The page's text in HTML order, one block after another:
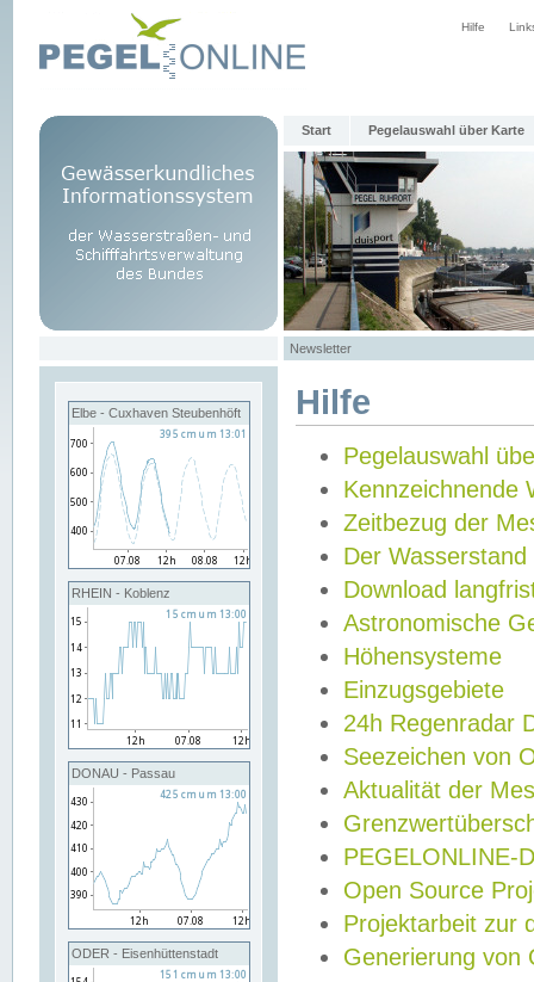
Hilfe
Start Pegelauswahl über Karte
Newsletter
Elbe - Cuxhaven Steubenhöft
RHEIN - Koblenz
DONAU - Passau
ODER - Eisenhüttenstadt
Hilfe
Pegelauswahl
Kennzeichnende
Zeitbezug der
Der Wasserstand
Download
Astronomische
Höhensysteme
Einzugsgebiete
24h Regenradar
Seezeichen von
Aktualität der
PEGELONLINE-
Open Source
Projektarbeit zur
Generierung von